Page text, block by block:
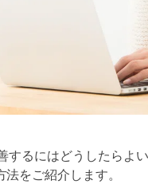
するにはどうしたらよ
をご紹介します。